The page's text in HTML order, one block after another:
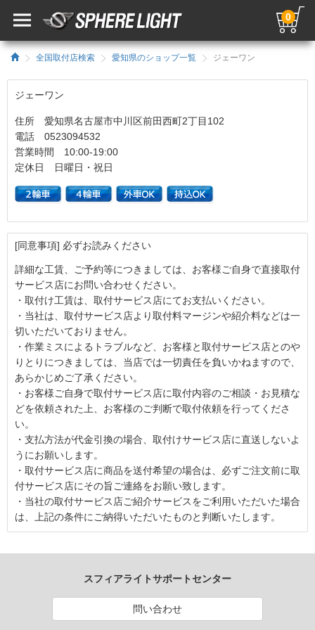
0
全国取付店検索 愛知県のショップ一覧 ジェーワン
ジェーワン
住所 愛知県名古屋市中川区前田西町2丁目102
電話 0523094532
営業時間 10:00-19:00
定休日 日曜日・祝日
[同意事項] 必ずお読みください
詳細な工賃、ご予約等につきましては、お客様ご自身で直接取付
サービス店にお問い合わせください。
・取付け工賃は、取付サービス店にてお支払いください。
・当社は、取付サービス店より取付料マージンや紹介料などは一
切いただいておりません。
・作業ミスによるトラブルなど、お客様と取付サービス店とのや
りとりにつきましては、当店では一切責任を負いかねますので、
あらかじめご了承ください。
・お客様ご自身で取付サービス店に取付内容のご相談・お見積な
どを依頼された上、お客様のご判断で取付依頼を行ってくださ
い。
・支払方法が代金引換の場合、取付けサービス店に直送しないよ
うにお願いします。
・取付サービス店に商品を送付希望の場合は、必ずご注文前に取
付サービス店にその旨ご連絡をお願い致します。
・当社の取付サービス店ご紹介サービスをご利用いただいた場合
は、上記の条件にご納得いただいたものと判断いたします。
スフィアライトサポートセンター
問い合わせ